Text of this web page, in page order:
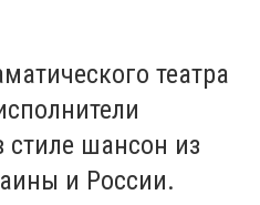
театра
стиле шансон из
и России.